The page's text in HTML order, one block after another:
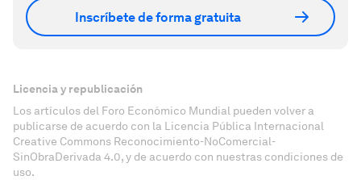
Inscríbete de forma gratuita
Licencia y republicación
Los artículos del Foro Económico Mundial pueden volver a
publicarse de acuerdo con la Licencia Pública Internacional
Creative Commons Reconocimiento-NoComercial-
SinObraDerivada 4.0, y de acuerdo con nuestras condiciones de
uso.